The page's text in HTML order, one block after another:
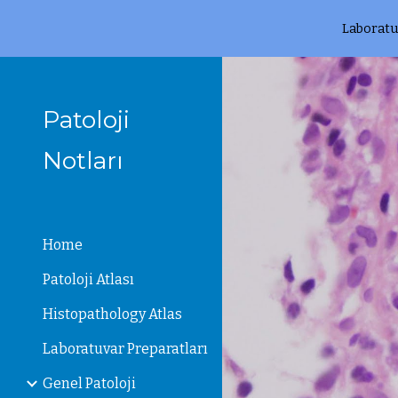
Patoloji
Notları
Home
Patoloji Atlası
Histopathology Atlas
Laboratuvar Preparatları
Genel Patoloji